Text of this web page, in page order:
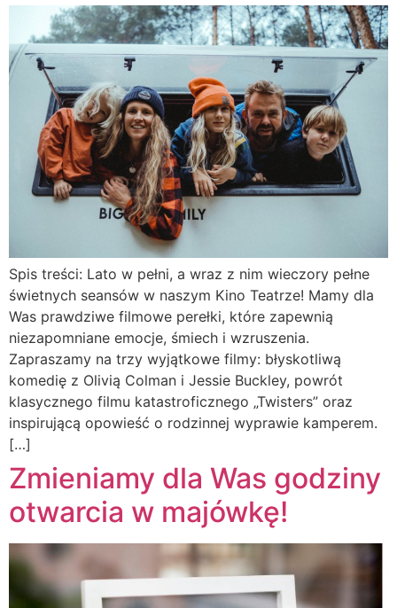
Spis treści: Lato w pełni, a wraz z nim wieczory pełne
świetnych seansów w naszym Kino Teatrze! Mamy dla
Was prawdziwe filmowe perełki, które zapewnią
niezapomniane emocje, śmiech i wzruszenia.
Zapraszamy na trzy wyjątkowe filmy: błyskotliwą
komedię z Olivią Colman i Jessie Buckley, powrót
klasycznego filmu katastroficznego „Twisters” oraz
inspirującą opowieść o rodzinnej wyprawie kamperem.
[…]
Zmieniamy dla Was godziny
otwarcia w majówkę!